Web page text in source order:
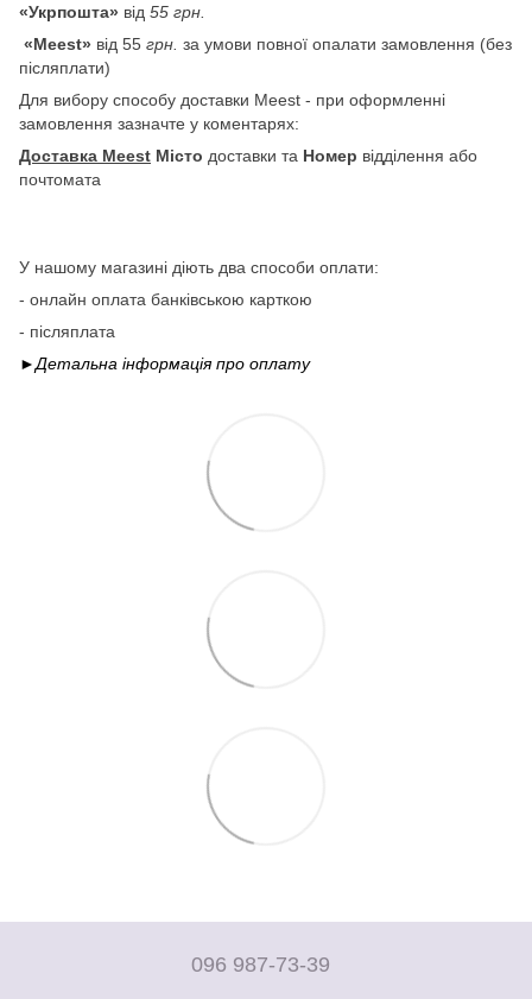
«Укрпошта» від 55 грн.
«Meest» від 55 грн. за умови повної опалати замовлення (без
післяплати)
Для вибору способу доставки Meest - при оформленні
замовлення зазначте у коментарях:
Доставка Meest Місто доставки та Номер відділення або
почтомата
У нашому магазині діють два способи оплати:
- онлайн оплата банківською карткою
- післяплата
►Детальна інформація про оплату
096 987-73-39